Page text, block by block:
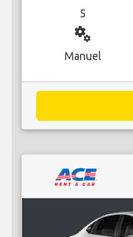
5
miscellaneous_services
Manuel